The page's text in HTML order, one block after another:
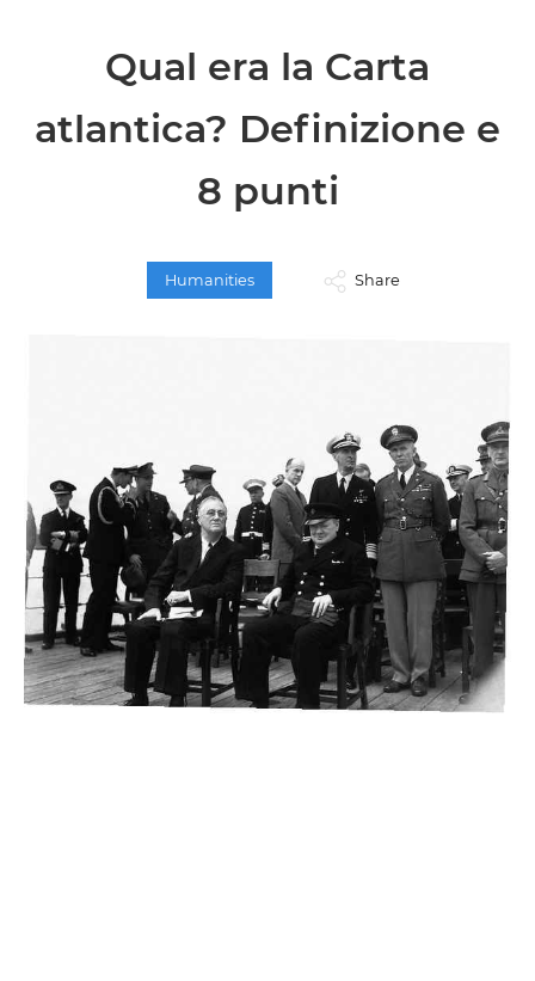
Qual era la Carta
atlantica? Definizione e
8 punti
Humanities Share